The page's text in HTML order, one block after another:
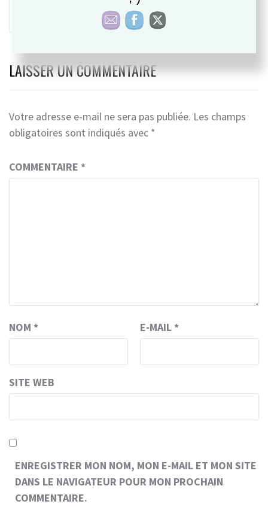
DROITS D’AUTEUR
LAISSER UN COMMENTAIRE
Votre adresse e-mail ne sera pas publiée. Les champs
obligatoires sont indiqués avec *
COMMENTAIRE *
NOM * E-MAIL *
SITE WEB
ENREGISTRER MON NOM, MON E-MAIL ET MON SITE
DANS LE NAVIGATEUR POUR MON PROCHAIN
COMMENTAIRE.